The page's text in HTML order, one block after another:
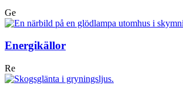
Ge
Energikällor
Re